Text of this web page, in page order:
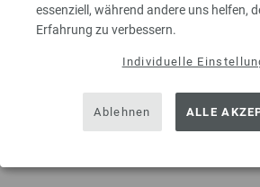
essenziell, während andere uns helfen,
Erfahrung zu verbessern.
Individuelle
Ablehnen ALLE
CARDIGAN Cool Wool
Lace Hand-dyed, Cool
Wool Lace & Silkhair
UVP:155,45 €
HAND-